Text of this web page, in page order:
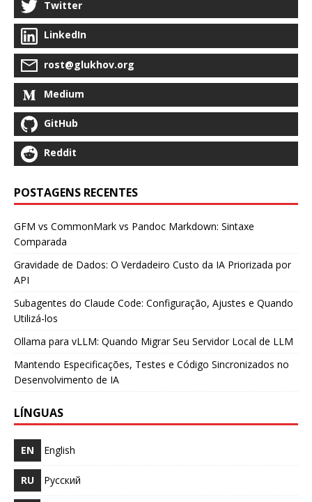
Twitter
LinkedIn
rost@glukhov.org
Medium
GitHub
Reddit
POSTAGENS RECENTES
GFM vs CommonMark vs Pandoc Markdown: Sintaxe
Comparada
Gravidade de Dados: O Verdadeiro Custo da IA Priorizada por
API
Subagentes do Claude Code: Configuração, Ajustes e Quando
Utilizá-los
Ollama para vLLM: Quando Migrar Seu Servidor Local de LLM
Mantendo Especificações, Testes e Código Sincronizados no
Desenvolvimento de IA
LÍNGUAS
EN English
RU Русский